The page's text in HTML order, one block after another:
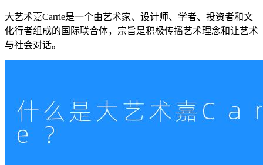
大艺术嘉Carrie是一个由艺术家、设计师、学者、投资者和文
化行者组成的国际联合体，宗旨是积极传播艺术理念和让艺术
与社会对话。